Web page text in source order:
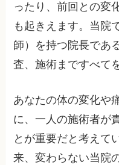
ったり、前回との変
も起きえます。当院
師）を持つ院長であ
査、施術まですべて
あなたの体の変化や
に、一人の施術者が
とが重要だと考えて
来、変わらない当院